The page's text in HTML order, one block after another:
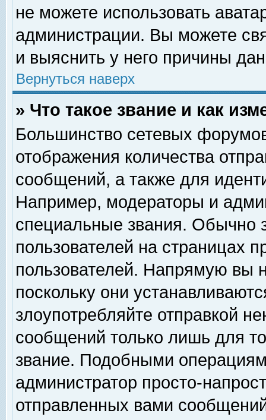
не можете использовать
администрации. Вы можете
и выяснить у него причины
Вернуться наверх
» Что такое звание и как
Большинство сетевых
отображения количества
сообщений, а также для
Например, модераторы и
специальные звания. Обычно
пользователей на страницах
пользователей. Напрямую вы
поскольку они
злоупотребляйте отправкой
сообщений только лишь для
звание. Подобными
администратор просто-
отправленных вами